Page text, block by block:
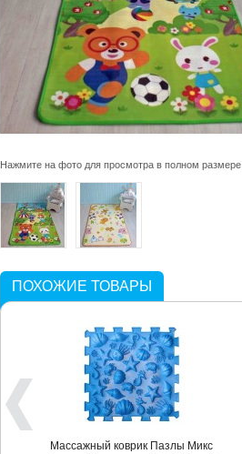
Нажмите на фото для просмотра в полном размере
ПОХОЖИЕ ТОВАРЫ
Массажный коврик Пазлы Микс